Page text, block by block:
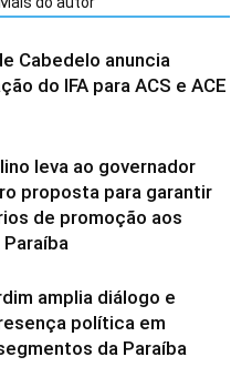
Cabedelo anuncia
do IFA para ACS e ACE
leva ao governador
proposta para garantir
de promoção aos
amplia diálogo e
política em
da Paraíba